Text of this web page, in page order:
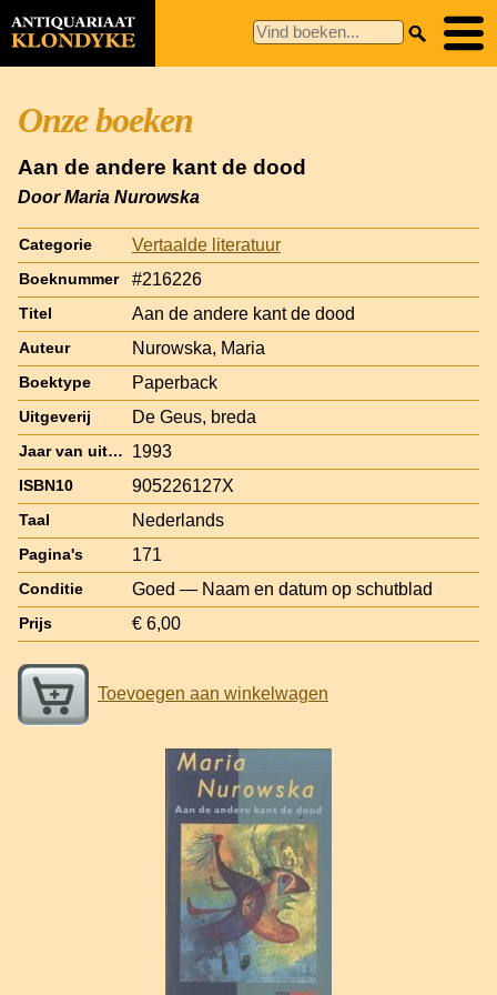
Onze boeken
Aan de andere kant de dood
Door Maria Nurowska
Categorie Vertaalde literatuur
Boeknummer #216226
Titel Aan de andere kant de dood
Auteur Nurowska, Maria
Boektype Paperback
Uitgeverij De Geus, breda
Jaar van uitgave 1993
ISBN10 905226127X
Taal Nederlands
Pagina's 171
Conditie Goed — Naam en datum op schutblad
Prijs € 6,00
Toevoegen aan winkelwagen